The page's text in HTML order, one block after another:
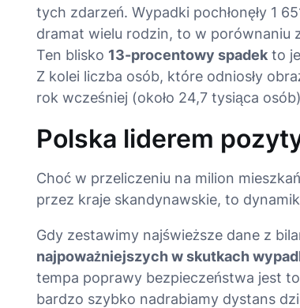
tych zdarzeń. Wypadki pochłonęły 1
dramat wielu rodzin, to w porównaniu
Ten blisko 13-procentowy spadekto
Z kolei liczba osób, które odniosły
rok wcześniej (około 24,7 tysiąca osób)
Polska liderem
Choć w przeliczeniu na milion
przez kraje skandynawskie, to
Gdy zestawimy najświeższe dane z
najpoważniejszych w skutkach
tempa poprawy bezpieczeństwa jest to
bardzo szybko nadrabiamy dystans